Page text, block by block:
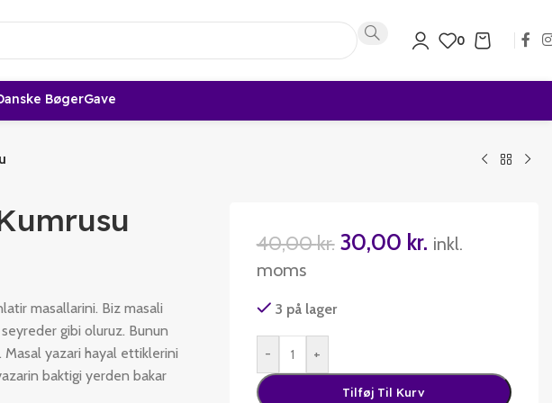
0
BøgerGave
masallarini. Biz masali
gibi oluruz. Bunun
yazari hayal ettiklerini
baktigi yerden bakar
40,00kr. 30,00 kr. inkl.
moms
3 på lager
- +
Tilføj Til Kurv